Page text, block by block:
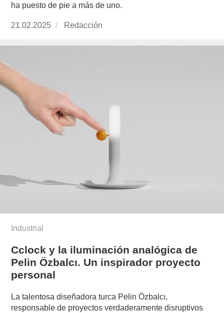
ha puesto de pie a más de uno.
Publicado
21.02.2025 https://www.experimenta.es/author/redaccion/
Redacción
Industrial
Cclock y la iluminación analógica de
Pelin Özbalcı. Un inspirador proyecto
personal
La talentosa diseñadora turca Pelin Özbalcı,
responsable de proyectos verdaderamente disruptivos